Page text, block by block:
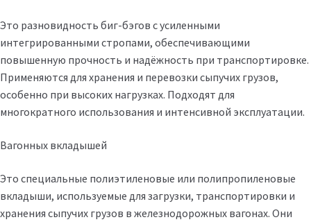
Это разновидность биг-бэгов с усиленными
интегрированными стропами, обеспечивающими
повышенную прочность и надёжность при транспортировке.
Применяются для хранения и перевозки сыпучих грузов,
особенно при высоких нагрузках. Подходят для
многократного использования и интенсивной эксплуатации.
Вагонных вкладышей
Это специальные полиэтиленовые или полипропиленовые
вкладыши, используемые для загрузки, транспортировки и
хранения сыпучих грузов в железнодорожных вагонах. Они